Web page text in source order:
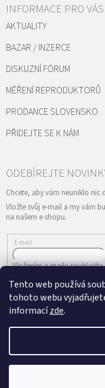
Tento web používá
tohoto webu
informacízde.
INFORMACE PRO VÁS
AKTUALITY
BAZAR / INZERCE
DISKUZNÍ FÓRUM
MĚŘENÍ REPRODUKTORŮ
PRODANCE SLOVENSKO
PŘIDEJTE SE K NÁM
Vložte svůj e-mail a my vám
na našem e-shopu.
E-mail
Vložením e-mailu
PŘIHLÁSIT SE